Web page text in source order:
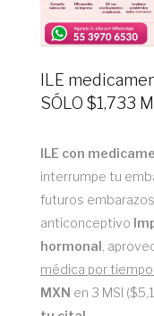
ILE
SÓLO $1,733
ILE con
interrumpe tu
futuros
anticonceptivo
hormonal ,
médica por
MXN en 3 MSI